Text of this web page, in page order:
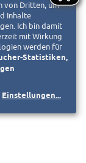
von Dritten, um
Inhalte
Ich bin damit
mit Wirkung
werden für
Statistiken,
Einstellungen...